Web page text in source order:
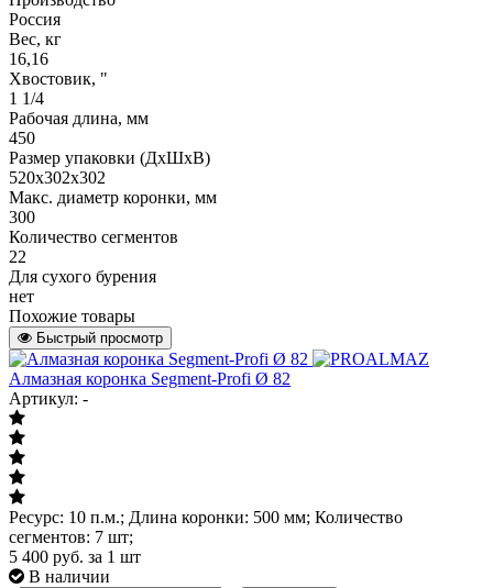
Россия
Вес, кг
16,16
Хвостовик, "
1 1/4
Рабочая длина, мм
450
Размер упаковки (ДхШхВ)
520х302х302
Макс. диаметр коронки, мм
300
Количество сегментов
22
Для сухого бурения
нет
Похожие товары
Быстрый просмотр
Алмазная коронка Segment-Profi Ø 82
Артикул: -
Ресурс: 10 п.м.; Длина коронки: 500 мм; Количество
сегментов: 7 шт;
5 400 руб. за 1 шт
В наличии